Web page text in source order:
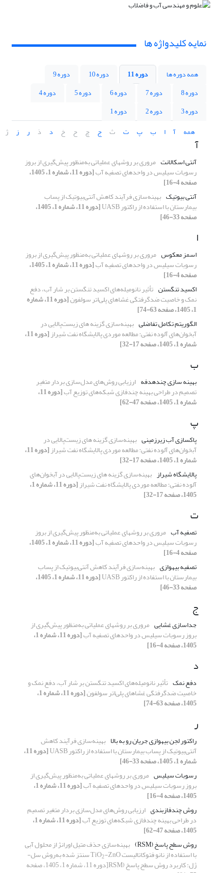
نمایه کلیدواژه ها
همه دوره ها دوره 11 دوره 10
دوره 9
دوره 8
دوره 7 دوره 6 دوره 5
دوره 4
دوره 3
دوره 2
دوره 1
همه
آ ا ب پ ت ث ج چ ح خ د ذ ر ز ژ
آ
آنتی اسکالانت مروری بر روش‎های عملیاتی به منظور پیشگیری از بروز
رسوبات سیلیس در واحدهای تصفیه آب [دوره 11، شماره 1، 1405،
صفحه 4-16]
آنتی بیوتیک بهینهسازی فرآیند کاهش آنتیبیوتیک­ از پساب
بیمارستان با استفاده از راکتورUASB [دوره 11، شماره 1، 1405،
صفحه 33-46]
ا
اسمز معکوس مروری بر روش‎های عملیاتی به منظور پیشگیری از بروز
رسوبات سیلیس در واحدهای تصفیه آب [دوره 11، شماره 1، 1405،
صفحه 4-16]
اکسید تنگستن تأثیر نانومیله‌های اکسید تنگستن بر شار آب، دفع
نمک و خاصیت ضدگرفتگی غشاهای پلی‌اتر سولفون [دوره 11، شماره
1، 1405، صفحه 63-74]
الگوریتم تکامل تفاضلی بهینه‌سازی گزینه های زیست‌‌پالایی در
آبخوان‌های آلوده نفتی: مطالعه موردی پالایشگاه نفت شیراز [دوره 11،
شماره 1، 1405، صفحه 17-32]
ب
بهینه سازی چندهدفه ارزیابی روش‌های مدل‌سازی بردار متغیر
تصمیمدر طراحی بهینهچندفازیشبکه‌های توزیع آب [دوره 11،
شماره 1، 1405، صفحه 47-62]
پ
پاکسازی آب زیرزمینی بهینه‌سازی گزینه های زیست‌‌پالایی در
آبخوان‌های آلوده نفتی: مطالعه موردی پالایشگاه نفت شیراز [دوره 11،
شماره 1، 1405، صفحه 17-32]
پالایشگاه شیراز بهینه‌سازی گزینه های زیست‌‌پالایی در آبخوان‌های
آلوده نفتی: مطالعه موردی پالایشگاه نفت شیراز [دوره 11، شماره 1،
1405، صفحه 17-32]
ت
تصفیه آب مروری بر روش‎های عملیاتی به منظور پیشگیری از بروز
رسوبات سیلیس در واحدهای تصفیه آب [دوره 11، شماره 1، 1405،
صفحه 4-16]
تصفیه بی­هوازی بهینهسازی فرآیند کاهش آنتیبیوتیک­ از پساب
بیمارستان با استفاده از راکتورUASB [دوره 11، شماره 1، 1405،
صفحه 33-46]
ج
جداسازی غشایی مروری بر روش‎های عملیاتی به منظور پیشگیری از
بروز رسوبات سیلیس در واحدهای تصفیه آب [دوره 11، شماره 1،
1405، صفحه 4-16]
د
دفع نمک تأثیر نانومیله‌های اکسید تنگستن بر شار آب، دفع نمک و
خاصیت ضدگرفتگی غشاهای پلی‌اتر سولفون [دوره 11، شماره 1،
1405، صفحه 63-74]
ر
راکتور لجن بی­هوازی جریان رو به بالا بهینهسازی فرآیند کاهش
آنتیبیوتیک­ از پساب بیمارستان با استفاده از راکتورUASB [دوره 11،
شماره 1، 1405، صفحه 33-46]
رسوبات سیلیس مروری بر روش‎های عملیاتی به منظور پیشگیری از
بروز رسوبات سیلیس در واحدهای تصفیه آب [دوره 11، شماره 1،
1405، صفحه 4-16]
روش‌ چندفازبندی ارزیابی روش‌های مدل‌سازی بردار متغیر تصمیم
در طراحی بهینهچندفازیشبکه‌های توزیع آب [دوره 11، شماره 1،
1405، صفحه 47-62]
روش سطح پاسخ (RSM)
بهینهسازی حذف متیل اورانژ از محلول‌ آبی
بااستفاده ازنانو فتوکاتالیست TiO2-ZnO سنتز شده بهروش سل-
ژل: کاربرد روش سطح پاسخ(
RSM [دوره 11، شماره 1، 1405، صفحه